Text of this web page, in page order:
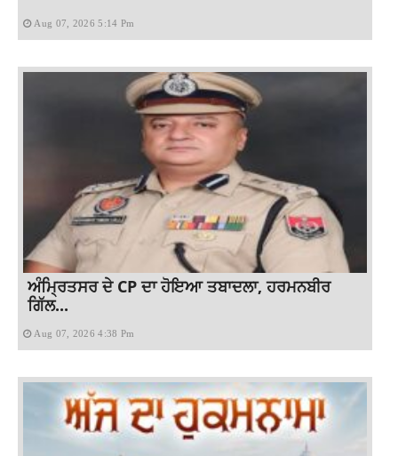
Aug 07, 2026 5:14 Pm
ਅੰਮ੍ਰਿਤਸਰ ਦੇ CP ਦਾ ਹੋਇਆ ਤਬਾਦਲਾ, ਹਰਮਨਬੀਰ
ਗਿੱਲ...
Aug 07, 2026 4:38 Pm